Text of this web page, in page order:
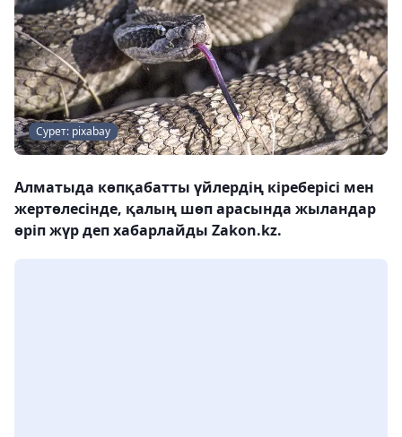
Сурет: pixabay
Алматыда көпқабатты үйлердің кіреберісі мен
жертөлесінде, қалың шөп арасында жыландар
өріп жүр деп хабарлайды Zakon.kz.